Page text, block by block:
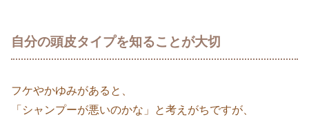
自分の頭皮タイプを知ることが大切
フケやかゆみがあると、
「シャンプーが悪いのかな」と考えがちですが、